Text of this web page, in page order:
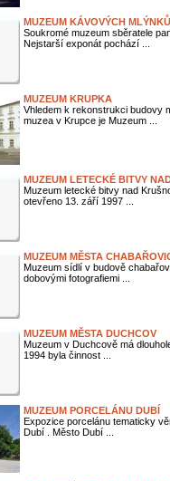
MUZEUM KÁVOVÝCH
Soukromé muzeum sběratele
Nejstarší exponát pochází ...
MUZEUM KRUPKA
Vhledem k rekonstrukci budovy
muzea v Krupce je Muzeum ...
MUZEUM LETECKÉ BITVY
Muzeum letecké bitvy nad
otevřeno 13. září 1997 ...
MUZEUM MĚSTA
Muzeum sídlí v budově
dobovými fotografiemi ...
MUZEUM MĚSTA DUCHCOV
Muzeum v Duchcově má
1994 byla činnost ...
MUZEUM PORCELÁNU DUBÍ
Expozice porcelánu tematicky
Dubí . Město Dubí ...